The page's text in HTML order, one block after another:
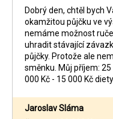
Dobrý den, chtěl bych
okamžitou půjčku ve
nemáme možnost
uhradit stávající
půjčky. Protože ale
směnku. Můj příjem:
000 Kč - 15 000 Kč diety.
Jaroslav Sláma